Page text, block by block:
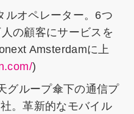
ルオペレーター。6つ
の顧客にサービスを
Amsterdamに上
)
グループ傘下の通信プ
。革新的なモバイル